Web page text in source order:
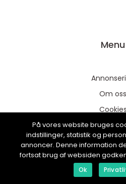
Menu
Om oss
Cookies
Kontakta
På vores website bruges
indstillinger, statistik og
annoncer. Denne information
fortsat brug af websiden
Ok